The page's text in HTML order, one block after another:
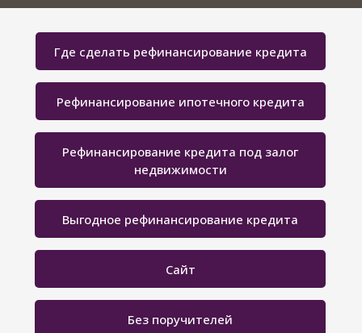
Без поручителей
Сайт
Выгодное рефинансирование кредита
Рефинансирование ипотечного кредита
Рефинансирование кредита под залог
недвижимости
Где сделать рефинансирование кредита